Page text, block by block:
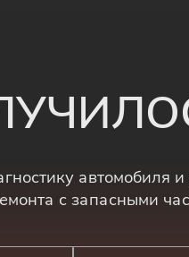
автомобиля и
с запасными